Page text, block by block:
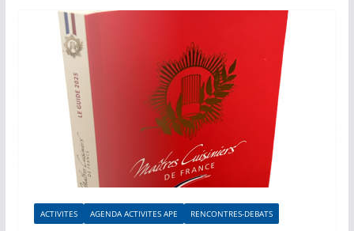
ACTIVITES AGENDA ACTIVITES APE RENCONTRES-DEBATS